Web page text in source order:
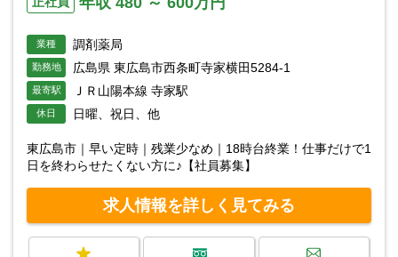
業種 調剤薬局
勤務地 広島県 東広島市西条町寺家横田5284-1
最寄駅 ＪＲ山陽本線 寺家駅
休日 日曜、祝日、他
東広島市｜早い定時｜残業少なめ｜18時台終業！仕事だけで1
日を終わらせたくない方に♪【社員募集】
求人情報を詳しく見てみる